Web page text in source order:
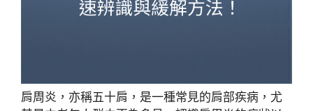
肩周炎，亦稱五十肩，是一種常見的肩部疾病，尤